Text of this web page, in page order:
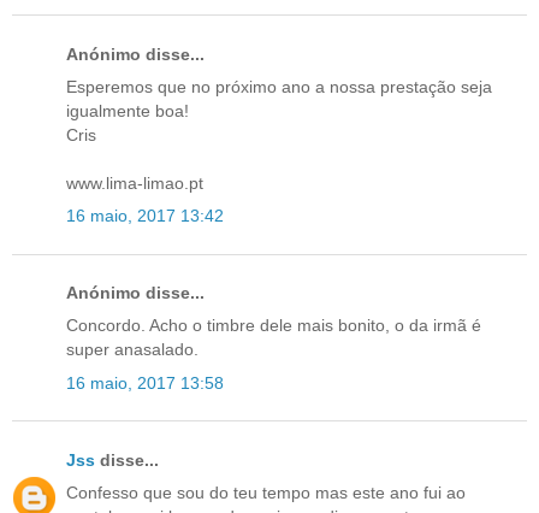
Anónimo disse...
Esperemos que no próximo ano a nossa prestação seja
igualmente boa!
Cris
www.lima-limao.pt
16 maio, 2017 13:42
Anónimo disse...
Concordo. Acho o timbre dele mais bonito, o da irmã é
super anasalado.
16 maio, 2017 13:58
Jss disse...
Confesso que sou do teu tempo mas este ano fui ao